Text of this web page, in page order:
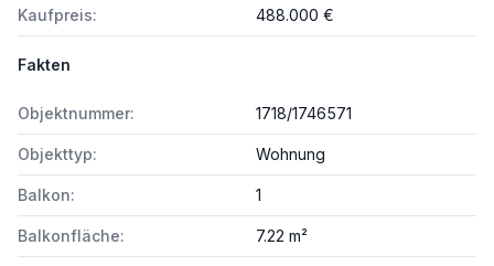
Kaufpreis: 488.000 €
Fakten
Objektnummer: 1718/1746571
Objekttyp: Wohnung
Balkon: 1
Balkonfläche: 7.22 m²